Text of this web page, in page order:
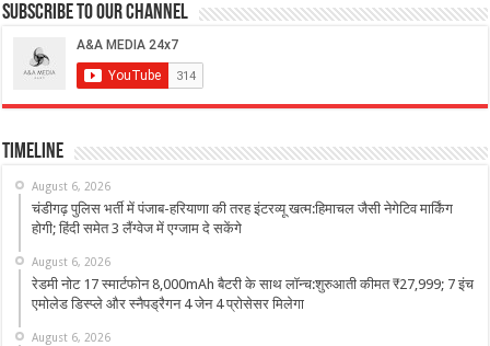
Subscribe to our Channel
Timeline
August 6, 2026
चंडीगढ़ पुलिस भर्ती में पंजाब-हरियाणा की तरह इंटरव्यू खत्म:हिमाचल जैसी नेगेटिव मार्किंग
होगी; हिंदी समेत 3 लैंग्वेज में एग्जाम दे सकेंगे
August 6, 2026
रेडमी नोट 17 स्मार्टफोन 8,000mAh बैटरी के साथ लॉन्च:शुरुआती कीमत ₹27,999; 7 इंच
एमोलेड डिस्प्ले और स्नैपड्रैगन 4 जेन 4 प्रोसेसर मिलेगा
August 6, 2026